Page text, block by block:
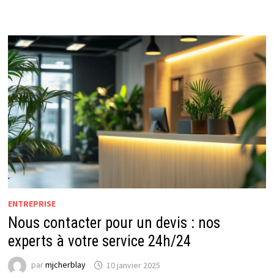
ET
DE
SAISON
POUR
LA
CHANDELEUR
ENTREPRISE
Nous contacter pour un devis : nos
experts à votre service 24h/24
parmjcherblay 10 janvier 2025